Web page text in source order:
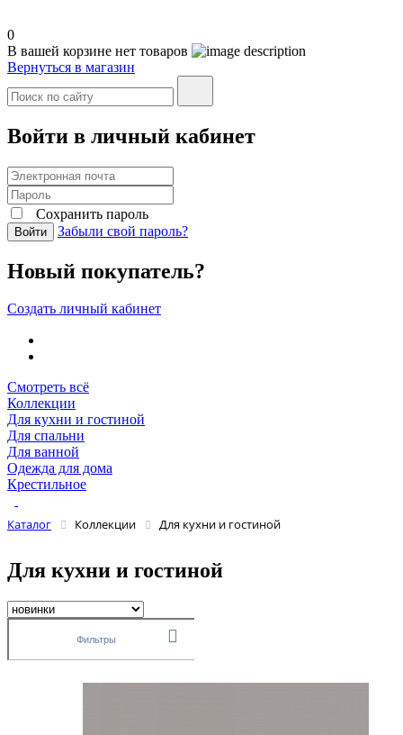
0
В вашей корзине нет товаров
Вернуться в магазин
Войти в личный кабинет
Сохранить пароль
Войти Забыли свой пароль?
Новый покупатель?
Создать личный кабинет
Смотреть всё
Коллекции
Для кухни и гостиной
Для спальни
Для ванной
Одежда для дома
Крестильное
Каталог Коллекции Для кухни и гостиной
Для кухни и гостиной
Фильтры